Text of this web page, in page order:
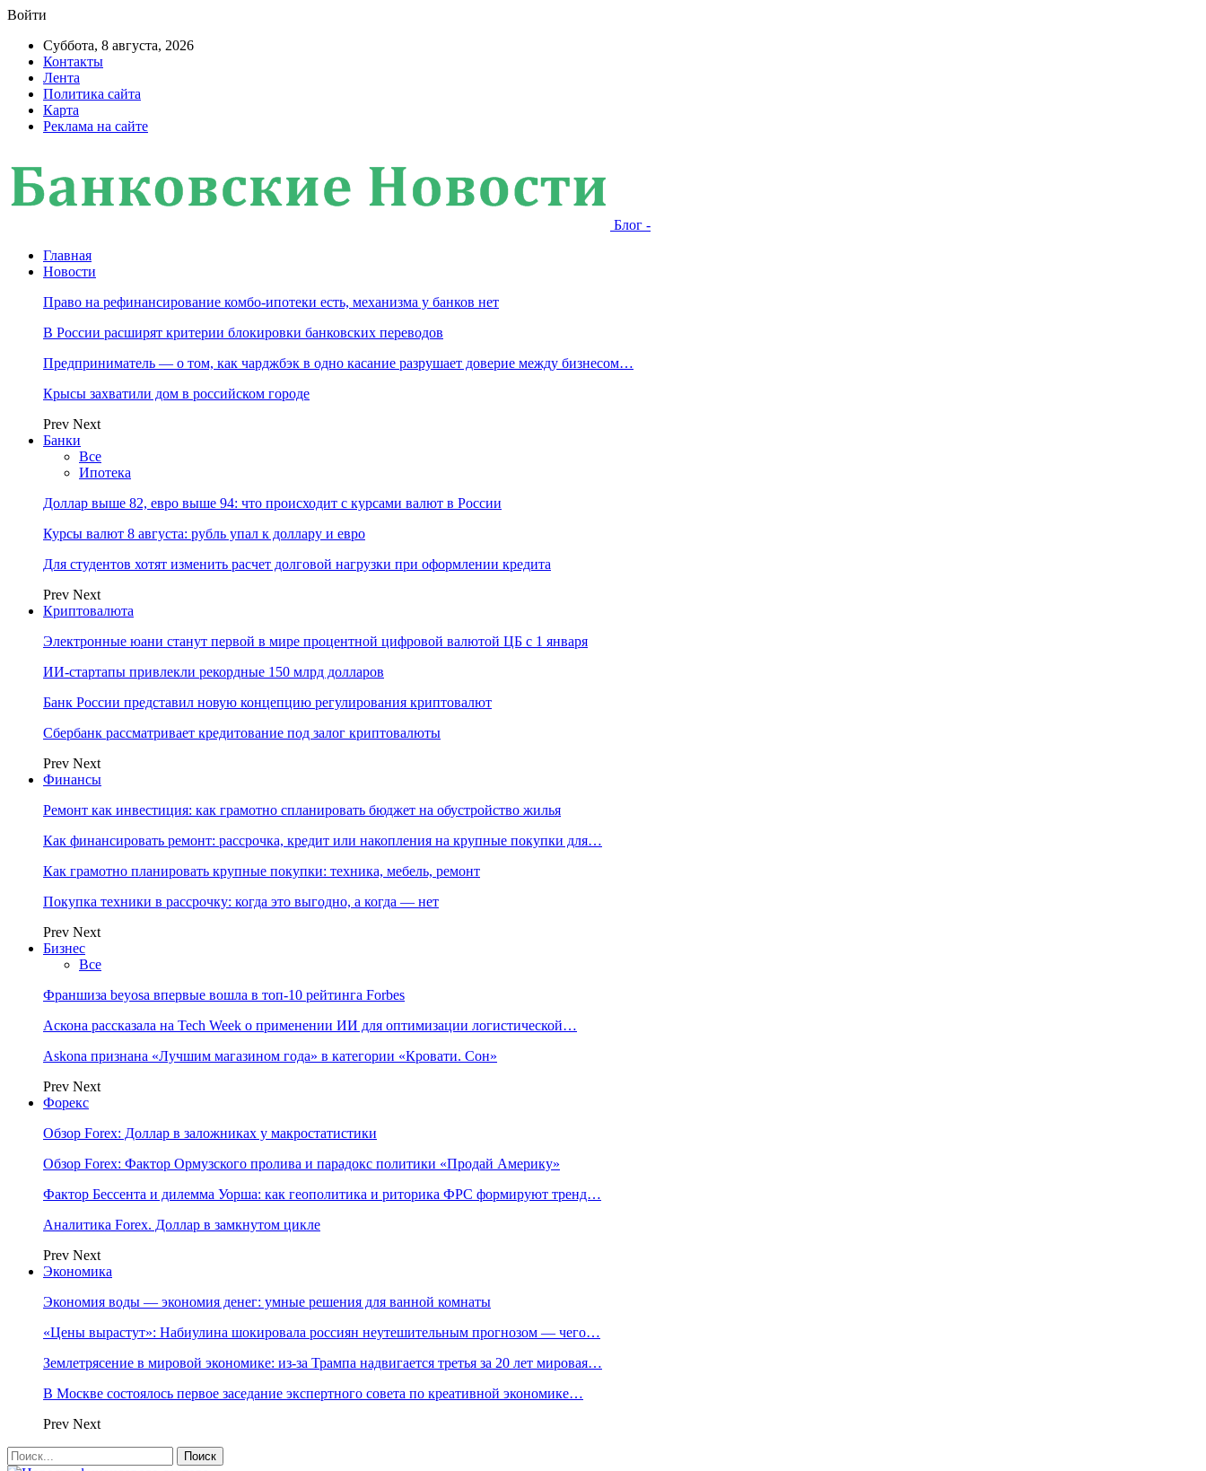
Войти
Суббота, 8 августа, 2026
Контакты
Лента
Политика сайта
Карта
Реклама на сайте
Блог -
Главная
Новости
Право на рефинансирование комбо-ипотеки есть, механизма у банков нет
В России расширят критерии блокировки банковских переводов
Предприниматель — о том, как чарджбэк в одно касание разрушает доверие между бизнесом…
Крысы захватили дом в российском городе
Prev Next
Банки
Все
Ипотека
Доллар выше 82, евро выше 94: что происходит с курсами валют в России
Курсы валют 8 августа: рубль упал к доллару и евро
Для студентов хотят изменить расчет долговой нагрузки при оформлении кредита
Prev Next
Криптовалюта
Электронные юани станут первой в мире процентной цифровой валютой ЦБ с 1 января
ИИ-стартапы привлекли рекордные 150 млрд долларов
Банк России представил новую концепцию регулирования криптовалют
Сбербанк рассматривает кредитование под залог криптовалюты
Prev Next
Финансы
Ремонт как инвестиция: как грамотно спланировать бюджет на обустройство жилья
Как финансировать ремонт: рассрочка, кредит или накопления на крупные покупки для…
Как грамотно планировать крупные покупки: техника, мебель, ремонт
Покупка техники в рассрочку: когда это выгодно, а когда — нет
Prev Next
Бизнес
Все
Франшиза beyosa впервые вошла в топ-10 рейтинга Forbes
Аскона рассказала на Tech Week о применении ИИ для оптимизации логистической…
Askona признана «Лучшим магазином года» в категории «Кровати. Сон»
Prev Next
Форекс
Обзор Forex: Доллар в заложниках у макростатистики
Обзор Forex: Фактор Ормузского пролива и парадокс политики «Продай Америку»
Фактор Бессента и дилемма Уорша: как геополитика и риторика ФРС формируют тренд…
Аналитика Forex. Доллар в замкнутом цикле
Prev Next
Экономика
Экономия воды — экономия денег: умные решения для ванной комнаты
«Цены вырастут»: Набиулина шокировала россиян неутешительным прогнозом — чего…
Землетрясение в мировой экономике: из-за Трампа надвигается третья за 20 лет мировая…
В Москве состоялось первое заседание экспертного совета по креативной экономике…
Prev Next